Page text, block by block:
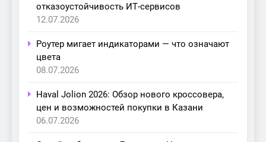
отказоустойчивость ИТ-сервисов
12.07.2026
Роутер мигает индикаторами — что означают
цвета
08.07.2026
Haval Jolion 2026: Обзор нового кроссовера,
цен и возможностей покупки в Казани
06.07.2026